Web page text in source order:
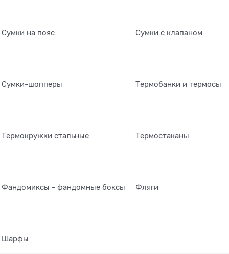
Сумки на пояс Сумки с клапаном
Сумки-шопперы Термобанки и термосы
Термокружки стальные Термостаканы
Фандомиксы - фандомные боксы Фляги
Шарфы